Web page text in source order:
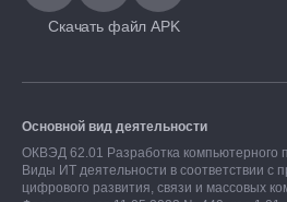
Скачать файл APK
Основной вид деятельности
ОКВЭД 62.01 Разработка компьютерного
Виды ИТ деятельности в соответствии с
цифрового развития, связи и массовых